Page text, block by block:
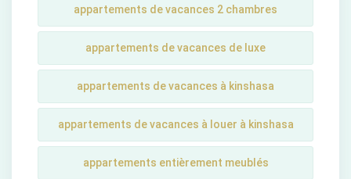
appartements de vacances 2 chambres
appartements de vacances de luxe
appartements de vacances à kinshasa
appartements de vacances à louer à kinshasa
appartements entièrement meublés